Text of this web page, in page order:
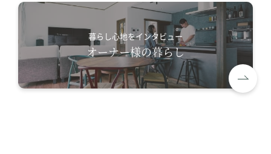
暮らし心地をインタビュー
オーナー様の暮らし